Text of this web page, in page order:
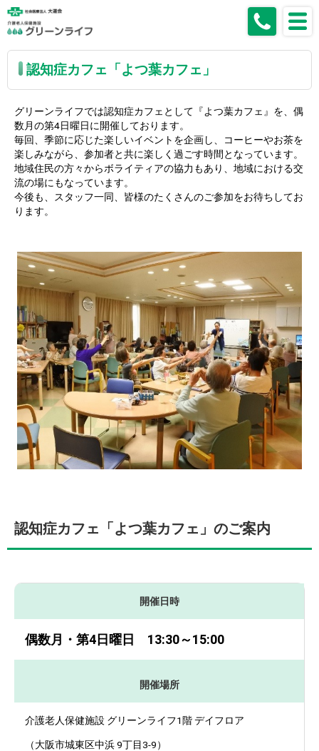
認知症カフェ「よつ葉カフェ」
グリーンライフでは認知症カフェとして『よつ葉カフェ』を、偶
数月の第4日曜日に開催しております。
毎回、季節に応じた楽しいイベントを企画し、コーヒーやお茶を
楽しみながら、参加者と共に楽しく過ごす時間となっています。
地域住民の方々からボライティアの協力もあり、地域における交
流の場にもなっています。
今後も、スタッフ一同、皆様のたくさんのご参加をお待ちしてお
ります。
認知症カフェ「よつ葉カフェ」のご案内
開催日時
偶数月・第4日曜日 13:30～15:00
開催場所
介護老人保健施設 グリーンライフ1階 デイフロア
（大阪市城東区中浜 9丁目3-9）